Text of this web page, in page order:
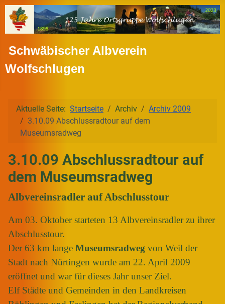
Schwäbischer Albverein
Wolfschlugen
Aktuelle Seite: Startseite Archiv
Archiv 2009
3.10.09 Abschlussradtour auf dem
Museumsradweg
3.10.09 Abschlussradtour auf
dem Museumsradweg
Albvereinsradler auf Abschlusstour
Am 03. Oktober starteten 13 Albvereinsradler zu ihrer
Abschlusstour.
Der 63 km lange Museumsradweg von Weil der
Stadt nach Nürtingen wurde am 22. April 2009
eröffnet und war für dieses Jahr unser Ziel.
Elf Städte und Gemeinden in den Landkreisen